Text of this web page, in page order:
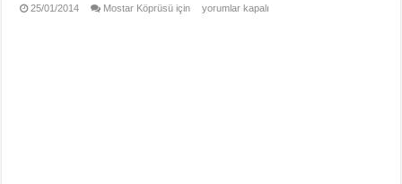
25/01/2014 Mostar Köprüsü için yorumlar kapalı